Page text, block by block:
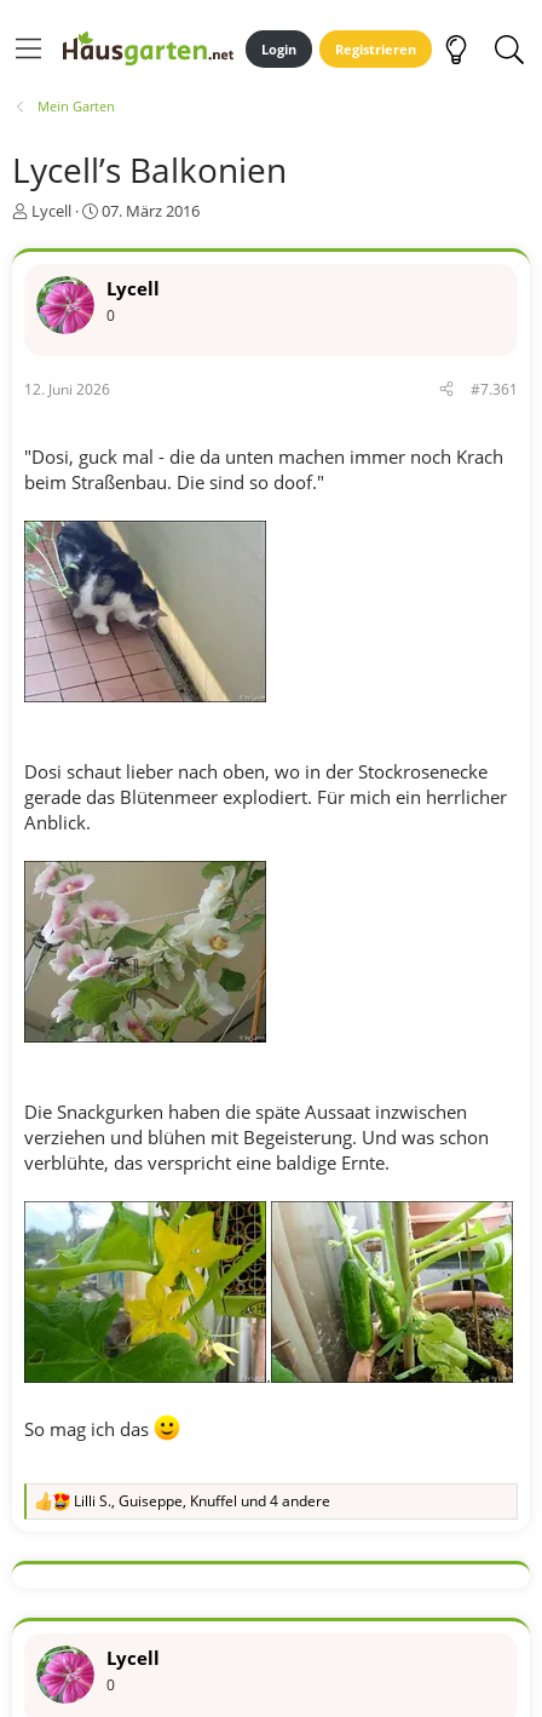
Login Registrieren
Mein Garten
Lycell’s Balkonien
E
s
e
r
Lycell
E
s
e
a
07. März 2016
Lycell
0
12. Juni 2026 #7.361
"Dosi, guck mal - die da unten machen immer noch Krach
beim Straßenbau. Die sind so doof."
Dosi schaut lieber nach oben, wo in der Stockrosenecke
gerade das Blütenmeer explodiert. Für mich ein herrlicher
Anblick.
Die Snackgurken haben die späte Aussaat inzwischen
verziehen und blühen mit Begeisterung. Und was schon
verblühte, das verspricht eine baldige Ernte.
.
So mag ich das
R
k
o
e
n
Lilli S., Guiseppe, Knuffel und 4 andere
Lycell
0